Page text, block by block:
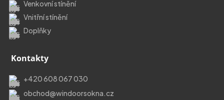
Venkovní stínění
Vnitřní stínění
Doplňky
Kontakty
+420 608 067 030
obchod@windoorsokna.cz